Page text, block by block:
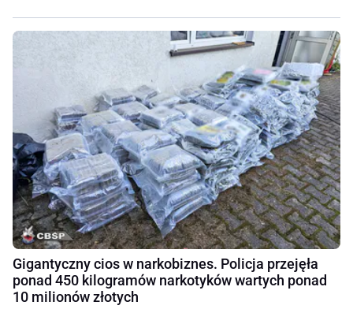
Gigantyczny cios w narkobiznes. Policja przejęła
ponad 450 kilogramów narkotyków wartych ponad
10 milionów złotych